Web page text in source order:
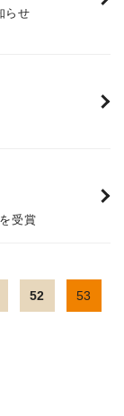
らせ
受賞
52 53